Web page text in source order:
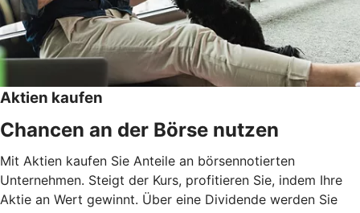
Aktien kaufen
Chancen an der Börse nutzen
Mit Aktien kaufen Sie Anteile an börsennotierten
Unternehmen. Steigt der Kurs, profitieren Sie, indem Ihre
Aktie an Wert gewinnt. Über eine Dividende werden Sie